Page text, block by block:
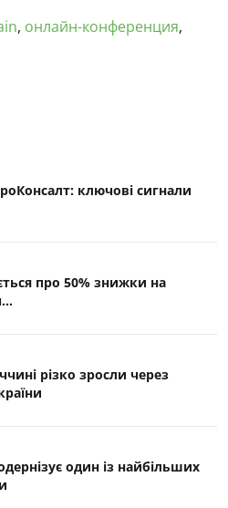
, онлайн-конференция,
ключові cигнали
про 50% знижки на
різко зросли через
один із найбільших